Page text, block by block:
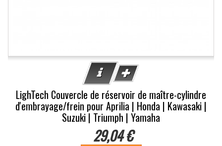
LighTech Couvercle de réservoir de maître-cylindre
d'embrayage/frein pour Aprilia | Honda | Kawasaki |
Suzuki | Triumph | Yamaha
29,04 €